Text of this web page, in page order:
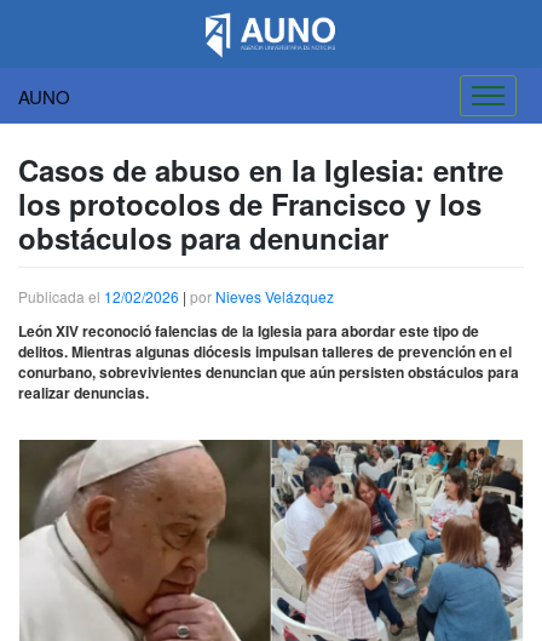
AUNO
contenido
Casos de abuso en la Iglesia: entre
los protocolos de Francisco y los
obstáculos para denunciar
Publicada el 12/02/2026 | por Nieves Velázquez
León XIV reconoció falencias de la Iglesia para abordar este tipo de
delitos. Mientras algunas diócesis impulsan talleres de prevención en el
conurbano, sobrevivientes denuncian que aún persisten obstáculos para
realizar denuncias.